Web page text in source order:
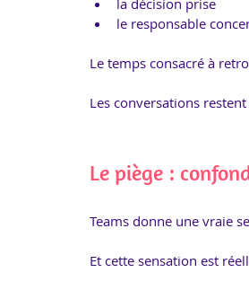
la décision prise
le responsable
Le temps consacré à
Les conversations
Le piège :
Teams donne une vraie
Et cette sensation est